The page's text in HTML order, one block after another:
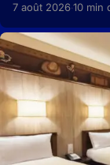
7 août 2026·10 min